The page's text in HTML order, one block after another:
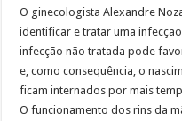
O ginecologista Alexandre
identificar e tratar uma
infecção não tratada pode
e, como consequência, o
ficam internados por mais
O funcionamento dos rins da